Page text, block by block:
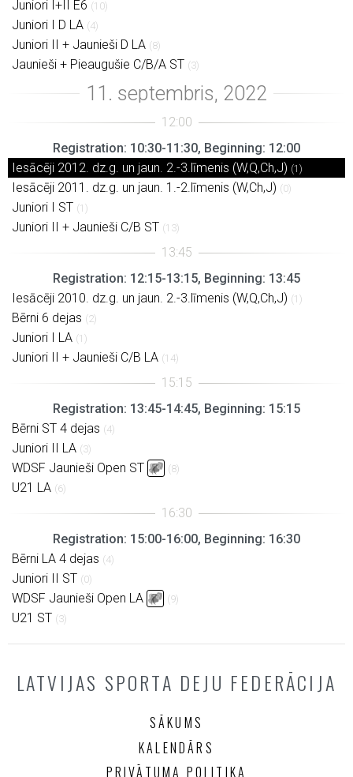
Juniori I+II E6 (10)
Juniori I D LA (4)
Juniori II + Jaunieši D LA (8)
Jaunieši + Pieaugušie C/B/A ST (3)
Registration: 10:30-11:30, Beginning: 12:00
Iesācēji 2012. dz.g. un jaun. 2.-3.līmenis (W,Q,Ch,J) (1)
Iesācēji 2011. dz.g. un jaun. 1.-2.līmenis (W,Ch,J) (0)
Juniori I ST (1)
Juniori II + Jaunieši C/B ST (13)
Registration: 12:15-13:15, Beginning: 13:45
Iesācēji 2010. dz.g. un jaun. 2.-3.līmenis (W,Q,Ch,J) (1)
Bērni 6 dejas (2)
Juniori I LA (1)
Juniori II + Jaunieši C/B LA (14)
Registration: 13:45-14:45, Beginning: 15:15
Bērni ST 4 dejas (4)
Juniori II LA (3)
WDSF Jaunieši Open ST (8)
U21 LA (6)
Registration: 15:00-16:00, Beginning: 16:30
Bērni LA 4 dejas (4)
Juniori II ST (0)
WDSF Jaunieši Open LA (9)
U21 ST (3)
LATVIJAS SPORTA DEJU FEDERĀCIJA
SĀKUMS
KALENDĀRS
PRIVĀTUMA POLITIKA